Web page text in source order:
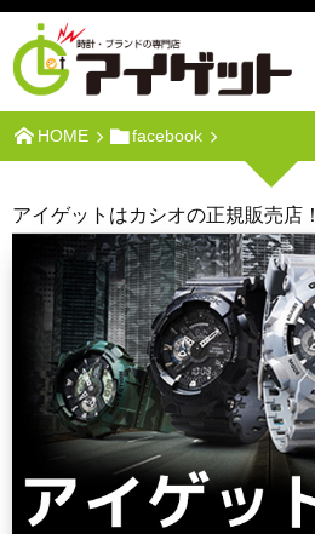
HOME facebook
アイゲットはカシオの正規販売店！